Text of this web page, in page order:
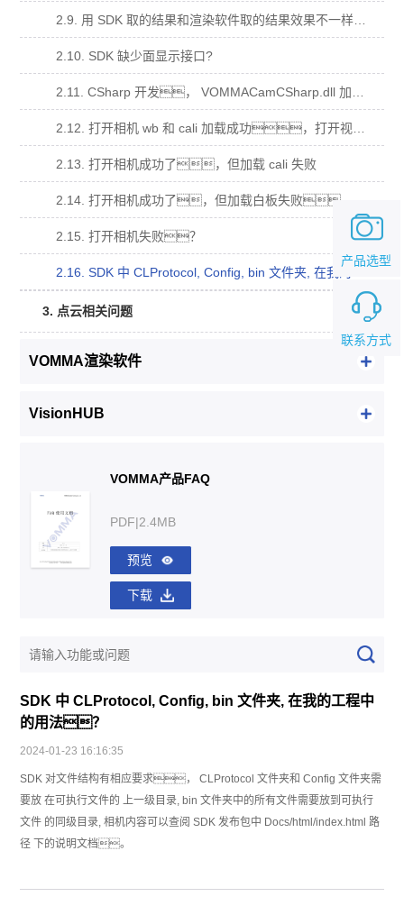
2.10. SDK 缺少面显示接口?
2.13. 打开相机成功了，但加载 cali 失败
2.14. 打开相机成功了，但加载白板失败。
2.15. 打开相机失败？
3. 点云相关问题
VOMMA渲染软件
VisionHUB
VOMMA产品FAQ
PDF|2.4MB
预览
下载
SDK 中 CLProtocol, Config, bin 文件夹, 在我的工程中
的用法？
2024-01-23 16:16:35
SDK 对文件结构有相应要求， CLProtocol 文件夹和 Config 文件夹需
要放 在可执行文件的 上一级目录, bin 文件夹中的所有文件需要放到可执行
文件 的同级目录, 相机内容可以查阅 SDK 发布包中 Docs/html/index.html 路
径 下的说明文档。
联系方式
产品选型